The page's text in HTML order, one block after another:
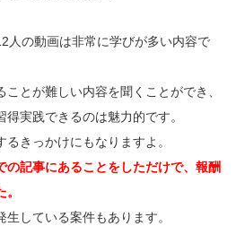
人の動画は非常に学びが多い内容で
とが難しい内容を聞くことができ、
実践できるのは魅力的です。
きっかけにもなりますよ。
の記事にあることをしただけで、報酬
している案件もあります。